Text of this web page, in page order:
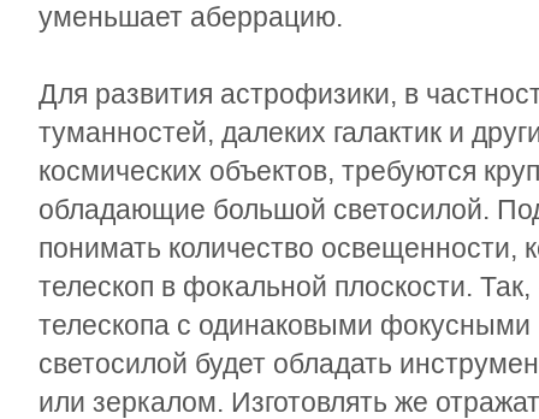
уменьшает аберрацию.
Для развития астрофизики, в
туманностей, далеких галактик и
космических объектов, требуются
обладающие большой светосилой.
понимать количество освещенности,
телескоп в фокальной плоскости.
телескопа с одинаковыми
светосилой будет обладать
или зеркалом. Изготовлять же